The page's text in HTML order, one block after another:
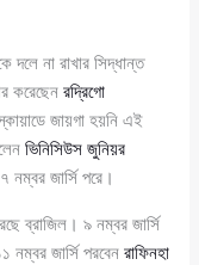
দলে না রাখার সিদ্ধান্ত
করেছেনরদ্রিগো
জায়গা হয়নি এই
ভিনিসিউস জুনিয়র
জার্সি পরে।
ব্রাজিল। ৯ নম্বর জার্সি
জার্সি পরবেনরাফিনহা